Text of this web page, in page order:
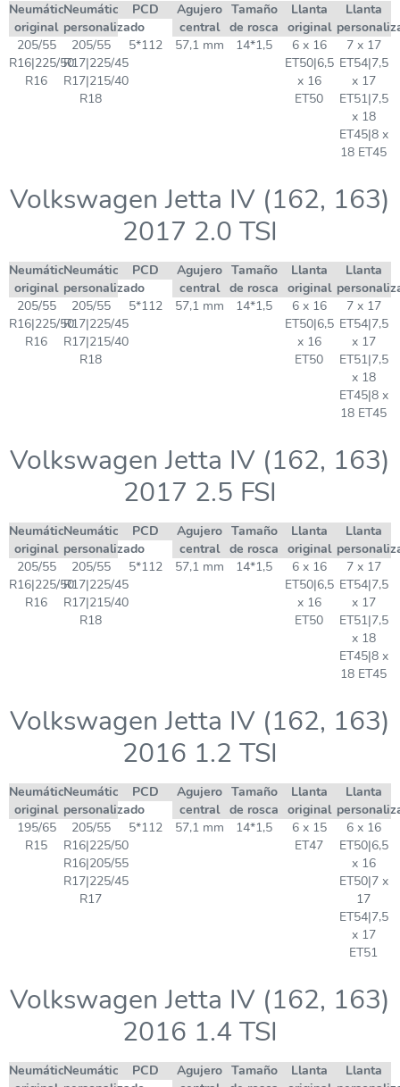
Neumático
original
Neumático
personalizado
PCD
Agujero
central
Tamaño
de rosca
Llanta
original
Llanta
205/55
R16|225/50
R16
205/55
R17|225/45
R17|215/40
R18
5*112 57,1 mm 14*1,5
6 x 16
ET50|6,5
x 16
ET50
7 x 17
ET54|7,5
x 17
ET51|7,5
x 18
ET45|8 x
18 ET45
Volkswagen Jetta IV (162, 163)
2017 2.0 TSI
Neumático
original
Neumático
personalizado
PCD
Agujero
central
Tamaño
de rosca
Llanta
original
Llanta
205/55
R16|225/50
R16
205/55
R17|225/45
R17|215/40
R18
5*112 57,1 mm 14*1,5
6 x 16
ET50|6,5
x 16
ET50
7 x 17
ET54|7,5
x 17
ET51|7,5
x 18
ET45|8 x
18 ET45
Volkswagen Jetta IV (162, 163)
2017 2.5 FSI
Neumático
original
Neumático
personalizado
PCD
Agujero
central
Tamaño
de rosca
Llanta
original
Llanta
205/55
R16|225/50
R16
205/55
R17|225/45
R17|215/40
R18
5*112 57,1 mm 14*1,5
6 x 16
ET50|6,5
x 16
ET50
7 x 17
ET54|7,5
x 17
ET51|7,5
x 18
ET45|8 x
18 ET45
Volkswagen Jetta IV (162, 163)
2016 1.2 TSI
Neumático
original
Neumático
personalizado
PCD
Agujero
central
Tamaño
de rosca
Llanta
original
Llanta
195/65
R15
205/55
R16|225/50
R16|205/55
R17|225/45
R17
5*112 57,1 mm 14*1,5
6 x 15
ET47
6 x 16
ET50|6,5
x 16
ET50|7 x
17
ET54|7,5
x 17
ET51
Volkswagen Jetta IV (162, 163)
2016 1.4 TSI
NeumáticoNeumático
PCD
Agujero Tamaño
Llanta
Llanta